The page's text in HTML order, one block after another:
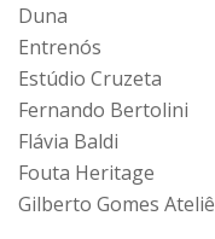
Duna
Entrenós
Estúdio Cruzeta
Fernando Bertolini
Flávia Baldi
Fouta Heritage
Gilberto Gomes Ateliê